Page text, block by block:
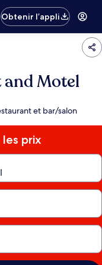
Obtenir l’appli
and Motel
et bar/salon
prix